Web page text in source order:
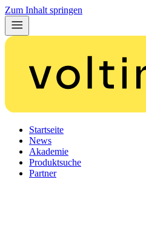
Zum Inhalt springen
Startseite
News
Akademie
Produktsuche
Partner